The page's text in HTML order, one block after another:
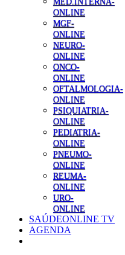
ONLINE
MGF-
ONLINE
NEURO-
ONLINE
ONCO-
ONLINE
OFTALMOLOGIA-
ONLINE
PSIQUIATRIA-
ONLINE
PEDIATRIA-
ONLINE
PNEUMO-
ONLINE
REUMA-
ONLINE
URO-
ONLINE
SAÚDEONLINE TV
AGENDA